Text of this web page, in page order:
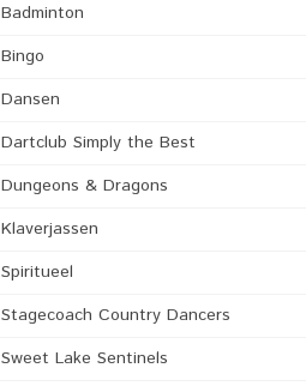
Badminton
Bingo
Dansen
Dartclub Simply the Best
Dungeons & Dragons
Klaverjassen
Spiritueel
Stagecoach Country Dancers
Sweet Lake Sentinels